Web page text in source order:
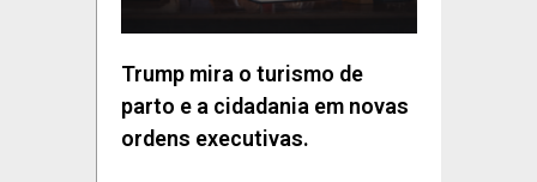
Trump mira o turismo de
parto e a cidadania em novas
ordens executivas.